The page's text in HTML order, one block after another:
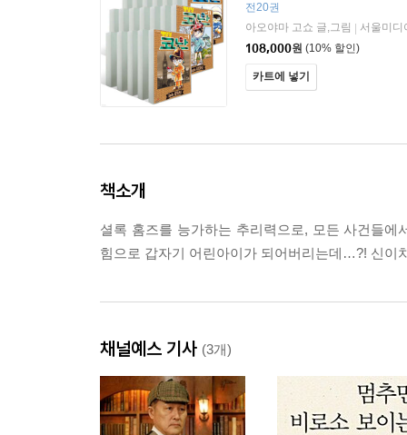
전20권
아오야마 고쇼 글,그림
서울미디
108,000원 (10% 할인)
카트에 넣기
책소개
셜록 홈즈를 능가하는 추리력으로, 모든 사건들
힘으로 갑자기 어린아이가 되어버리는데…?! 신이
채널예스 기사 (3개)